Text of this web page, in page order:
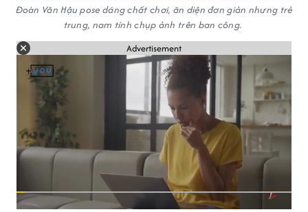
Đoàn Văn Hậu pose dáng chất chơi, ăn diện đơn giản nhưng trẻ
trung, nam tính chụp ảnh trên ban công.
Advertisement